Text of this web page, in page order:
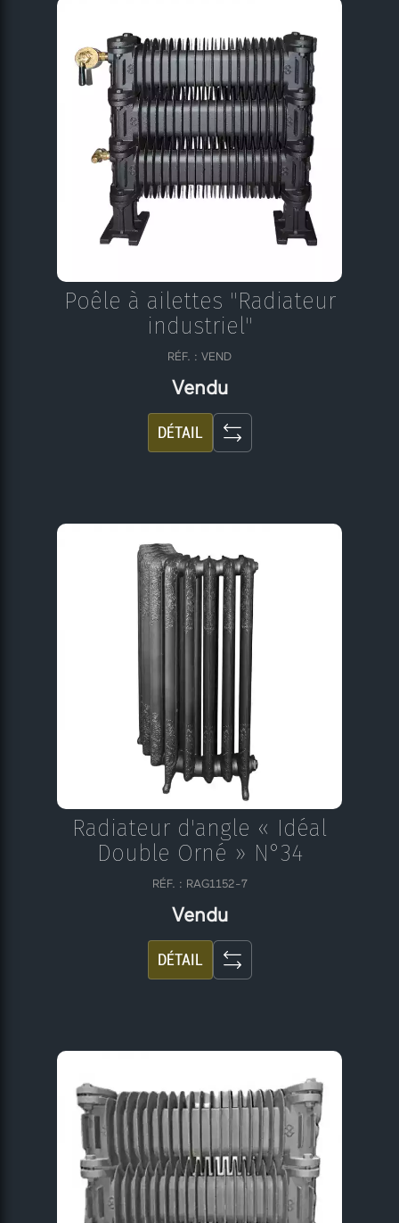
Poêle à ailettes "Radiateur
industriel"
RÉF. : VEND
Vendu
DÉTAIL
Radiateur d'angle « Idéal
Double Orné » N°34
RÉF. : RAG1152-7
Vendu
DÉTAIL